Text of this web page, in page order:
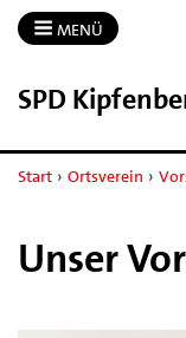
MENÜ
SPD
Start › Ortsverein ›
Unser